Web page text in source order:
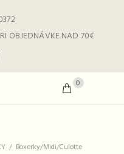
OBJEDNÁVKE NAD 70€
0
Boxerky/Midi/Culotte